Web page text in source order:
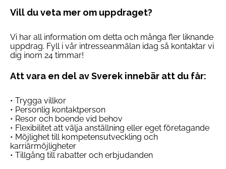
Vill du veta mer om uppdraget?
Vi har all information om detta och många fler liknande
uppdrag. Fyll i vår intresseanmälan idag så kontaktar vi
dig inom 24 timmar!
Att vara en del av Sverek innebär att du får:
• Trygga villkor
• Personlig kontaktperson
• Resor och boende vid behov
• Flexibilitet att välja anställning eller eget företagande
• Möjlighet till kompetensutveckling och
karriärmöjligheter
• Tillgång till rabatter och erbjudanden